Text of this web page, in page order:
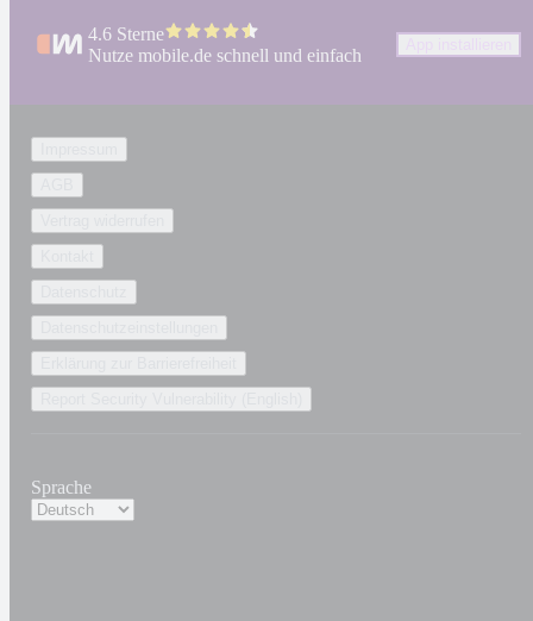
4.6 Sterne
Nutze mobile.de schnell und einfach
Sprache